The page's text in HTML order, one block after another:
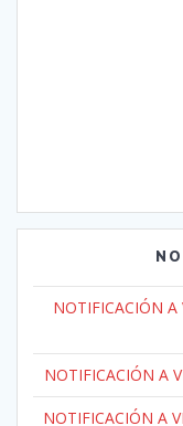
NOTIFICACIÓN A
NOTIFICACIÓN A
NOTIFICACIÓN A